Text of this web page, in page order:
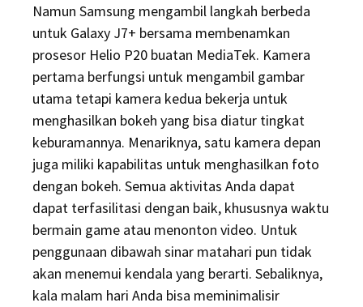
Namun Samsung mengambil langkah berbeda
untuk Galaxy J7+ bersama membenamkan
prosesor Helio P20 buatan MediaTek. Kamera
pertama berfungsi untuk mengambil gambar
utama tetapi kamera kedua bekerja untuk
menghasilkan bokeh yang bisa diatur tingkat
keburamannya. Menariknya, satu kamera depan
juga miliki kapabilitas untuk menghasilkan foto
dengan bokeh. Semua aktivitas Anda dapat
dapat terfasilitasi dengan baik, khususnya waktu
bermain game atau menonton video. Untuk
penggunaan dibawah sinar matahari pun tidak
akan menemui kendala yang berarti. Sebaliknya,
kala malam hari Anda bisa meminimalisir